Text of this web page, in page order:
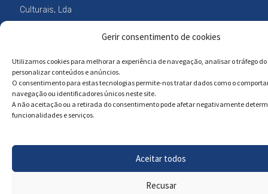
Gerir consentimento de cookies
Utilizamos cookies para melhorar a experiência de navegação, analisar o tráfego do
personalizar conteúdos e anúncios.
O consentimento para estas tecnologias permite-nos tratar dados como o
navegação ou identificadores únicos neste site.
A não aceitação ou a retirada do consentimento pode afetar negativamente
funcionalidades e serviços.
Aceitar todos
Recusar
k a
m
Culturais, Lda